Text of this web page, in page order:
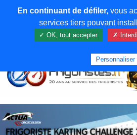
En continuant de défiler,vous
services tiers pouvant
✓ OK, tout accepter ✗
Personnaliser